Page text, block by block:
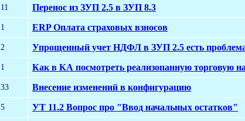
11 Перенос из ЗУП 2.5 в ЗУП 8.3
1 ERP Оплата страховых взносов
2 Упрощенный учет НДФЛ в ЗУП 2.5 есть
1 Как в КА посмотреть реализопанную торговую
33 Внесение изменений в конфигурацию
5 УТ 11.2 Вопрос про "Ввод начальных остатков"